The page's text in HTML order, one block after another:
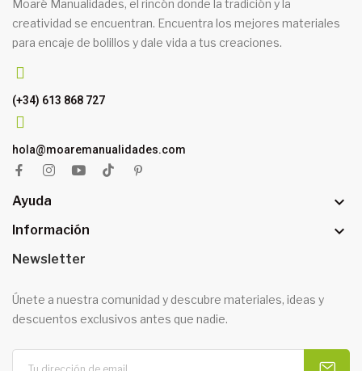
Moaré Manualidades, el rincón donde la tradición y la
creatividad se encuentran. Encuentra los mejores materiales
para encaje de bolillos y dale vida a tus creaciones.
(+34) 613 868 727
hola@moaremanualidades.com
Ayuda 
Información 
Newsletter
Únete a nuestra comunidad y descubre materiales, ideas y
descuentos exclusivos antes que nadie.